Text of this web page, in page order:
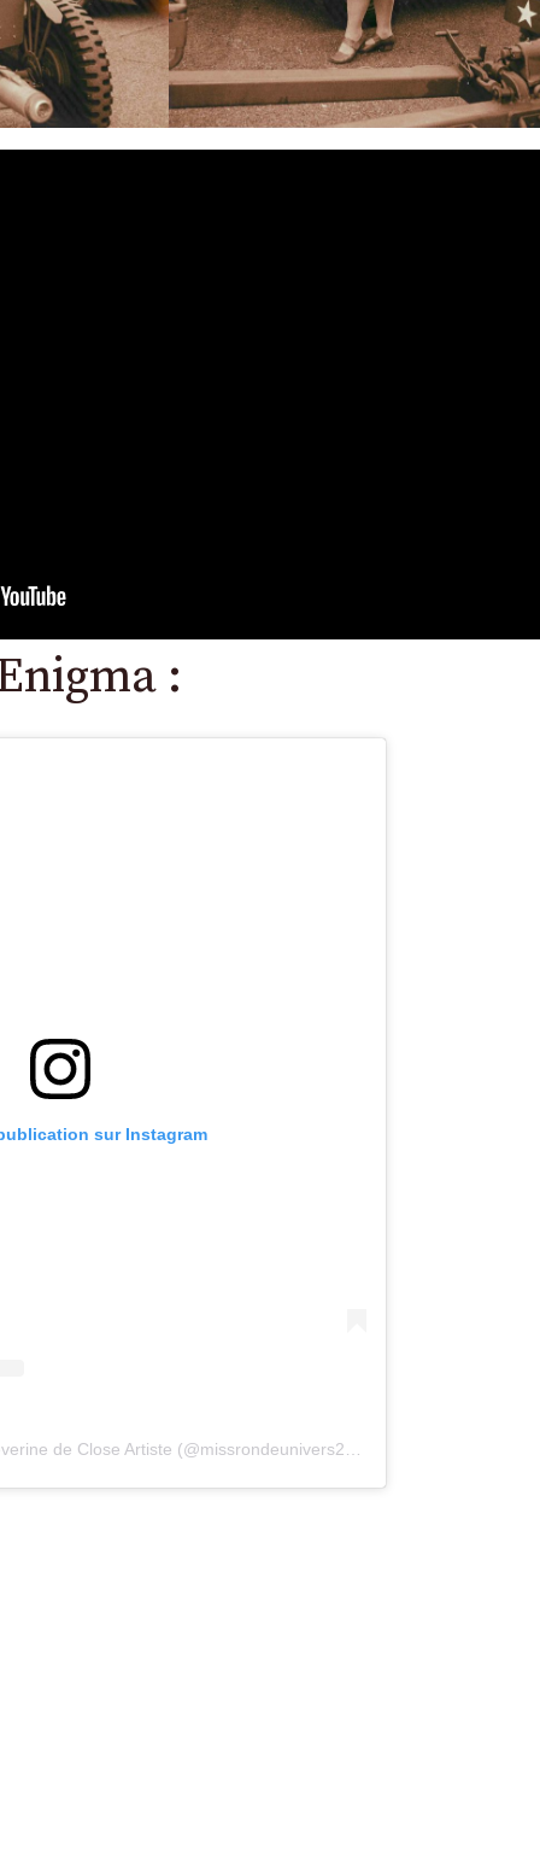
:
sur Instagram
Une publication partagée par Séverine de Close Artiste (@missrondeunivers2022)